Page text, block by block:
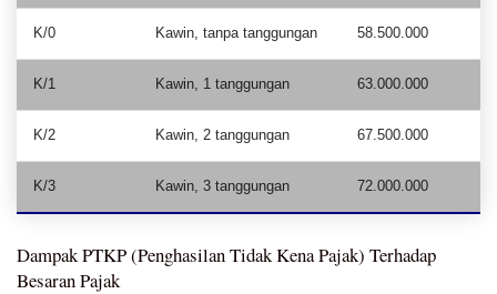
K/0 Kawin, tanpa tanggungan 58.500.000
K/1 Kawin, 1 tanggungan 63.000.000
K/2 Kawin, 2 tanggungan 67.500.000
K/3 Kawin, 3 tanggungan 72.000.000
Dampak PTKP (Penghasilan Tidak Kena Pajak) Terhadap
Besaran Pajak